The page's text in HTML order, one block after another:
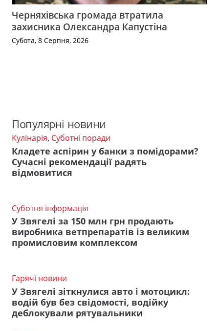
Черняхівська громада втратила
захисника Олександра Капустіна
Субота, 8 Серпня, 2026
Популярні новини
Кулінарія, Суботні поради
Кладете аспірин у банки з помідорами?
Сучасні рекомендації радять
відмовитися
Суботня інформація
У Звягелі за 150 млн грн продають
виробника ветпрепаратів із великим
промисловим комплексом
Гарячі новини
У Звягелі зіткнулися авто і мотоцикл:
водій був без свідомості, водійку
деблокували рятувальники